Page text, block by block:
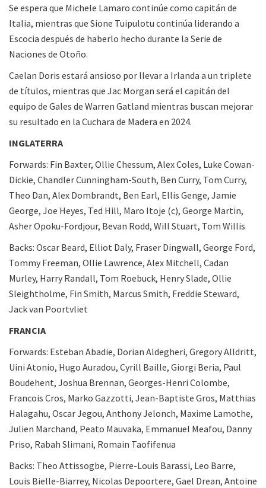
Se espera que Michele Lamaro continúe como capitán de
Italia, mientras que Sione Tuipulotu continúa liderando a
Escocia después de haberlo hecho durante la Serie de
Naciones de Otoño.
Caelan Doris estará ansioso por llevar a Irlanda a un triplete
de títulos, mientras que Jac Morgan será el capitán del
equipo de Gales de Warren Gatland mientras buscan mejorar
su resultado en la Cuchara de Madera en 2024.
INGLATERRA
Forwards: Fin Baxter, Ollie Chessum, Alex Coles, Luke Cowan-
Dickie, Chandler Cunningham-South, Ben Curry, Tom Curry,
Theo Dan, Alex Dombrandt, Ben Earl, Ellis Genge, Jamie
George, Joe Heyes, Ted Hill, Maro Itoje (c), George Martin,
Asher Opoku-Fordjour, Bevan Rodd, Will Stuart, Tom Willis
Backs: Oscar Beard, Elliot Daly, Fraser Dingwall, George Ford,
Tommy Freeman, Ollie Lawrence, Alex Mitchell, Cadan
Murley, Harry Randall, Tom Roebuck, Henry Slade, Ollie
Sleightholme, Fin Smith, Marcus Smith, Freddie Steward,
Jack van Poortvliet
FRANCIA
Forwards: Esteban Abadie, Dorian Aldegheri, Gregory Alldritt,
Uini Atonio, Hugo Auradou, Cyrill Baille, Giorgi Beria, Paul
Boudehent, Joshua Brennan, Georges-Henri Colombe,
Francois Cros, Marko Gazzotti, Jean-Baptiste Gros, Matthias
Halagahu, Oscar Jegou, Anthony Jelonch, Maxime Lamothe,
Julien Marchand, Peato Mauvaka, Emmanuel Meafou, Danny
Priso, Rabah Slimani, Romain Taofifenua
Backs: Theo Attissogbe, Pierre-Louis Barassi, Leo Barre,
Louis Bielle-Biarrey, Nicolas Depoortere, Gael Drean, Antoine